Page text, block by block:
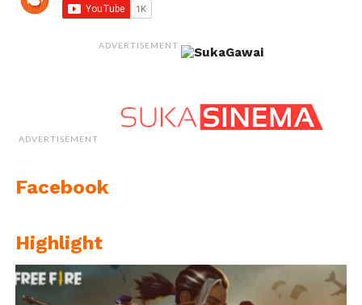
ADVERTISEMENT
ADVERTISEMENT
Facebook
Highlight